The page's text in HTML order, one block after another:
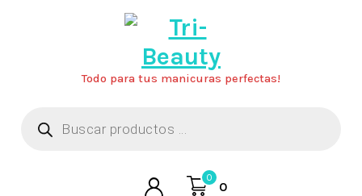
Todo para tus manicuras perfectas!
productos
0
0